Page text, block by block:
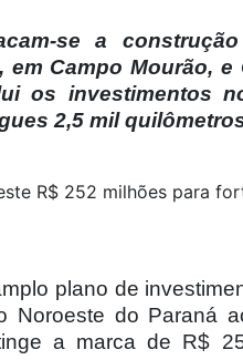
se a
Campo Mourão, e
os investimentos
2,5 mil
R$ 252 milhões para
plano de
Noroeste do Paraná
a marca de R$